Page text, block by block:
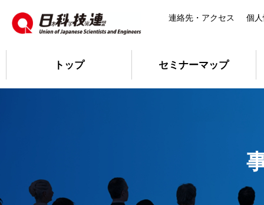
連絡先・アクセス 個
トップ セミナーマップ